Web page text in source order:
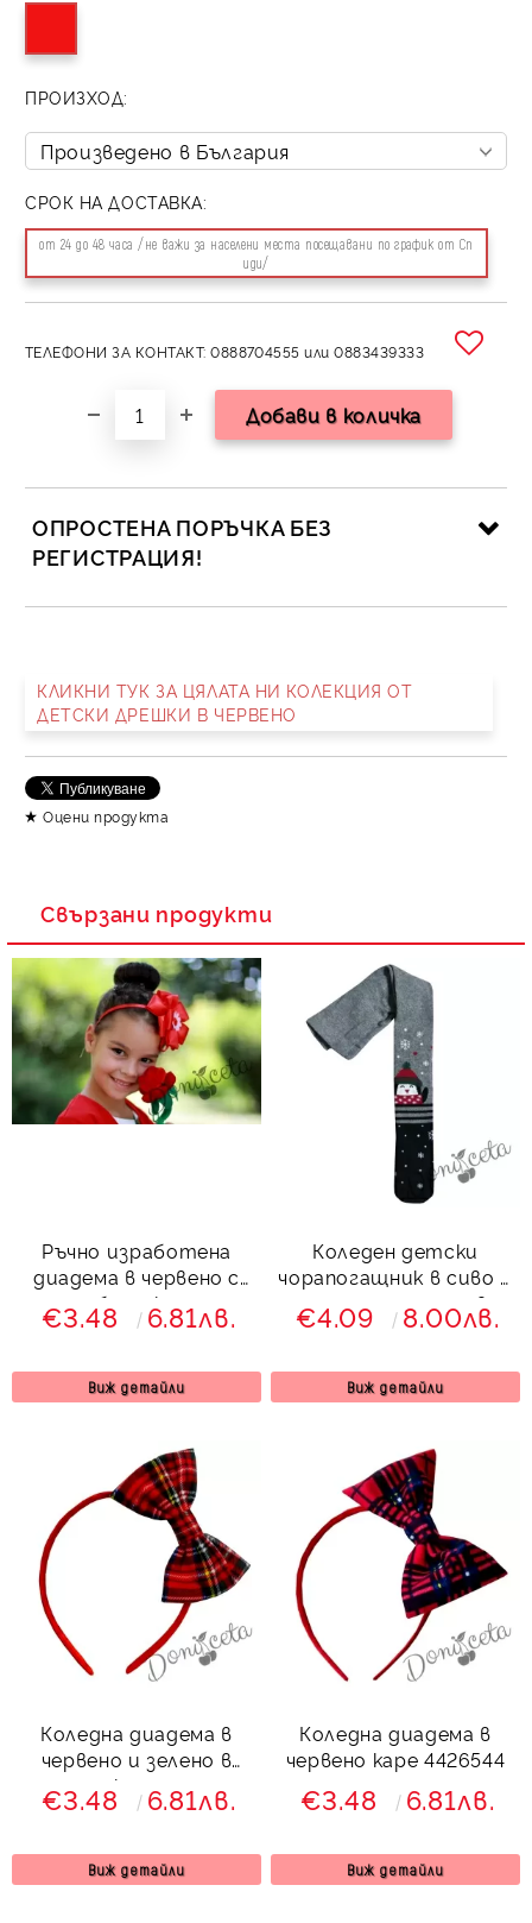
ПРОИЗХОД:
СРОК НА ДОСТАВКА:
от 24 до 48 часа /не важи за населени места посещавани по график от Сп
иди/
ТЕЛЕФОНИ ЗА КОНТАКТ: 0888704555 или 0883439333
ОПРОСТЕНА ПОРЪЧКА БЕЗ
РЕГИСТРАЦИЯ!
Ние ще се свържем с вас в рамките на работния ден.
КЛИКНИ ТУК ЗА ЦЯЛАТА НИ КОЛЕКЦИЯ ОТ
ДЕТСКИ ДРЕШКИ В ЧЕРВЕНО
Оцени продукта
Свързани продукти
Ръчно изработена
диадема в червено с
беличко
€3.48 6.81лв.
Виж детайли
Коледен детски
чорапогащник в сиво и
тъмносиньо с пингвин
€4.09 8.00лв.
Виж детайли
Коледна диадема в
червено и зелено в
каре
€3.48 6.81лв.
Виж детайли
Коледна диадема в
червено каре 4426544
€3.48 6.81лв.
Виж детайли